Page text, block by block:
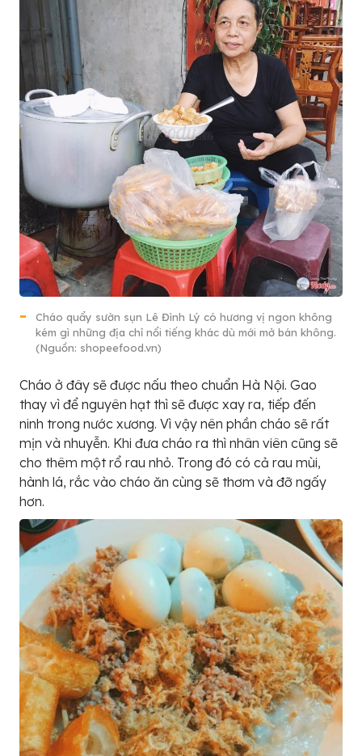
Cháo quẩy sườn sụn Lê Đình Lý có hương vị ngon không
kém gì những địa chỉ nổi tiếng khác dù mới mở bán không.
(Nguồn: shopeefood.vn)
Cháo ở đây sẽ được nấu theo chuẩn Hà Nội. Gao
thay vì để nguyên hạt thì sẽ được xay ra, tiếp đến
ninh trong nước xương. Vì vậy nên phần cháo sẽ rất
mịn và nhuyễn. Khi đưa cháo ra thì nhân viên cũng sẽ
cho thêm một rổ rau nhỏ. Trong đó có cả rau mùi,
hành lá, rắc vào cháo ăn cùng sẽ thơm và đỡ ngấy
hơn.